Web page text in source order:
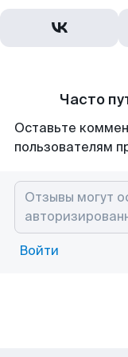
Часто
Оставьте
пользователям
Войти